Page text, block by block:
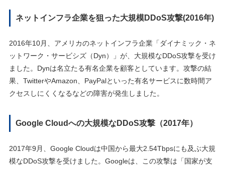
ネットインフラ企業を狙った大規模DDoS攻撃(2016年)
2016年10月、アメリカのネットインフラ企業「ダイナミック・ネ
ットワーク・サービシズ（Dyn）」が、大規模なDDoS攻撃を受け
ました。Dynは名立たる有名企業を顧客としています。攻撃の結
果、TwitterやAmazon、PayPalといった有名サービスに数時間ア
クセスしにくくなるなどの障害が発生しました。
Google Cloudへの大規模なDDoS攻撃（2017年）
2017年9月、Google Cloudは中国から最大2.54Tbpsにも及ぶ大規
模なDDoS攻撃を受けました。Googleは、この攻撃は「国家が支